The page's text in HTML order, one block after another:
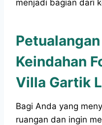
menjadi bagian dari
Keindahan
Villa Gartik
Bagi Anda yang
ruangan dan ingin